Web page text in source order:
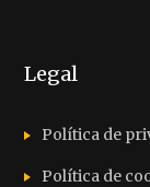
Legal
Política de
Política de